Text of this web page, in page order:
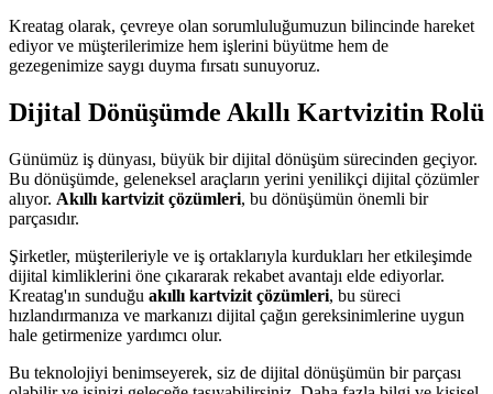
Kreatag olarak, çevreye olan sorumluluğumuzun bilincinde hareket
ediyor ve müşterilerimize hem işlerini büyütme hem de
gezegenimize saygı duyma fırsatı sunuyoruz.
Dijital Dönüşümde Akıllı Kartvizitin Rolü
Günümüz iş dünyası, büyük bir dijital dönüşüm sürecinden geçiyor.
Bu dönüşümde, geleneksel araçların yerini yenilikçi dijital çözümler
alıyor. Akıllı kartvizit çözümleri, bu dönüşümün önemli bir
parçasıdır.
Şirketler, müşterileriyle ve iş ortaklarıyla kurdukları her etkileşimde
dijital kimliklerini öne çıkararak rekabet avantajı elde ediyorlar.
Kreatag'ın sunduğu akıllı kartvizit çözümleri, bu süreci
hızlandırmanıza ve markanızı dijital çağın gereksinimlerine uygun
hale getirmenize yardımcı olur.
Bu teknolojiyi benimseyerek, siz de dijital dönüşümün bir parçası